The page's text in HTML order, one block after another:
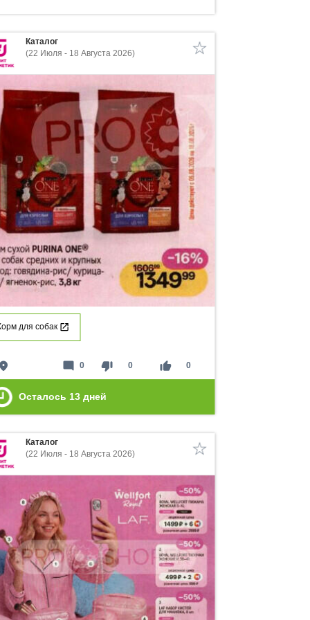
Каталог
(22 Июля - 18 Августа 2026)
для собак
place thumb_down 0 thumb_up 0
mode_comment 0
Осталось 13 дней
Каталог
(22 Июля - 18 Августа 2026)